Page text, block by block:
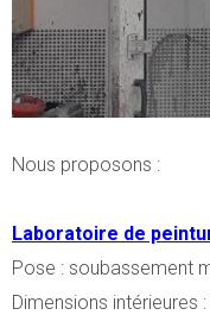
Nous proposons :
Laboratoire de
Pose : soubassement
Dimensions intérieures